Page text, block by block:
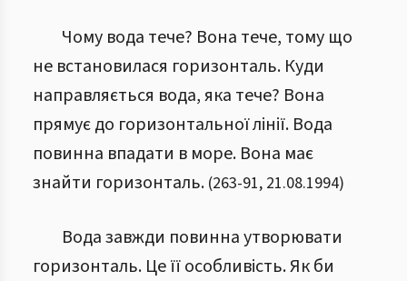
Чому вода тече? Вона тече, тому що
не встановилася горизонталь. Куди
направляється вода, яка тече? Вона
прямує до горизонтальної лінії. Вода
повинна впадати в море. Вона має
знайти горизонталь. (263-91, 21.08.1994)
Вода завжди повинна утворювати
горизонталь. Це її особливість. Як би